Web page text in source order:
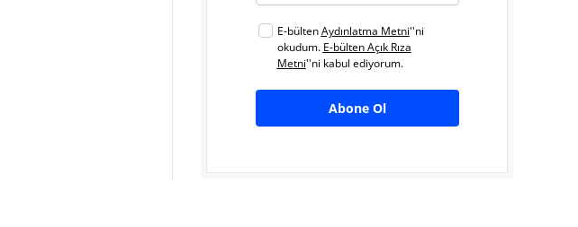
E-bültenAydınlatma Metni''ni
okudum. E-bülten Açık Rıza
Metni''ni kabul ediyorum.
Abone Ol